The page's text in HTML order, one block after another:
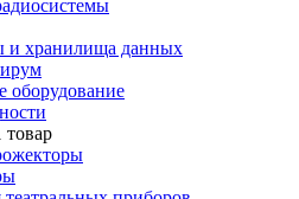
и хранилища данных
оборудование
товар